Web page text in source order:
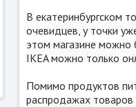
В екатеринбургском
очевидцев, у точки
этом магазине можно
IKEA можно только
Помимо продуктов
распродажах